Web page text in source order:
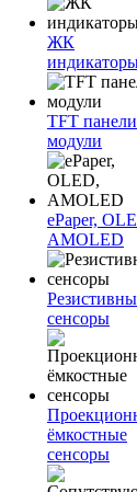
ЖК
TFT
модули
ePaper,
AMOLED
сенсоры
ёмкостные
сенсоры